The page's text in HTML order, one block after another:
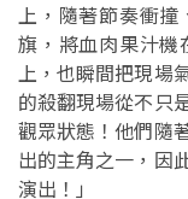
上，隨著節奏衝
旗，將血肉果汁機
上，也瞬間把現場
的殺翻現場從不只
觀眾狀態！他們隨
出的主角之一，因
演出！」